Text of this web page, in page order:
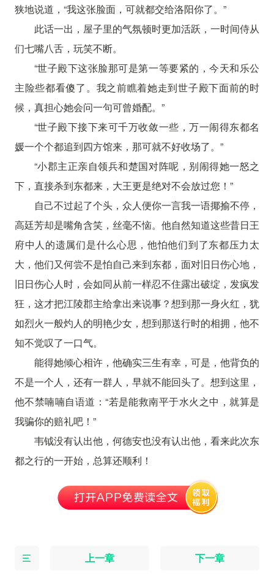
狭地说道，“我这张脸面，可就都交给洛阳你了。”
此话一出，屋子里的气氛顿时更加活跃，一时间侍从
们七嘴八舌，玩笑不断。
“世子殿下这张脸那可是第一等要紧的，今天和乐公
主险些都看傻了。我之前瞧着她走到世子殿下面前的时
候，真担心她会问一句可曾婚配。”
“世子殿下接下来可千万收敛一些，万一闹得东都名
媛一个个都追到四方馆来，那可就不好收场了。”
“小郡主正亲自领兵和楚国对阵呢，别闹得她一怒之
下，直接杀到东都来，大王更是绝对不会放过您！”
自己不过起了个头，众人便你一言我一语揶揄不停，
高廷芳却是嘴角含笑，丝毫不恼。他自然知道这些昔日王
府中人的遗属们是什么心思，他怕他们到了东都压力太
大，他们又何尝不是怕自己来到东都，面对旧日伤心地，
旧日伤心人时，会如同从前一样忍不住露出破绽，发疯发
狂，这才把江陵郡主给拿出来说事？想到那一身火红，犹
如烈火一般灼人的明艳少女，想到那送行时的相拥，他不
知不觉叹了一口气。
能得她倾心相许，他确实三生有幸，可是，他背负的
不是一个人，还有一群人，早就不能回头了。想到这里，
他不禁喃喃自语道：“若是能救南平于水火之中，就算是
我骗你的赔礼吧！”
韦钺没有认出他，何德安也没有认出他，看来此次东
都之行的一开始，总算还顺利！
上一章 下一章